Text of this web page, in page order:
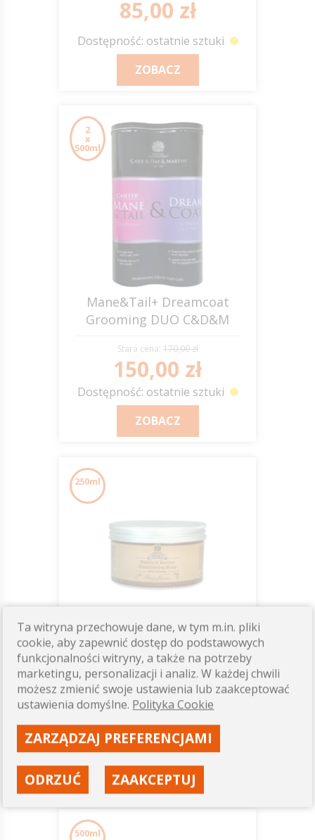
85,00 zł
Dostępność: ostatnie sztuki
ZOBACZ
2
x
500ml
Mane&Tail+ Dreamcoat
Grooming DUO C&D&M
Stara cena: 170,00 zł
150,00 zł
Dostępność: ostatnie sztuki
ZOBACZ
250ml
Brecknell Turner Saddle
Soap 250ml C&D&M
49,00 zł
Dostępność: ostatnie sztuki
ZOBACZ
500ml
Ta witryna przechowuje dane, w tym m.in. pliki
cookie, aby zapewnić dostęp do podstawowych
funkcjonalności witryny, a także na potrzeby
marketingu, personalizacji i analiz. W każdej chwili
możesz zmienić swoje ustawienia lub zaakceptować
ustawienia domyślne. Polityka Cookie
ZARZĄDZAJ PREFERENCJAMI
ODRZUĆ ZAAKCEPTUJ